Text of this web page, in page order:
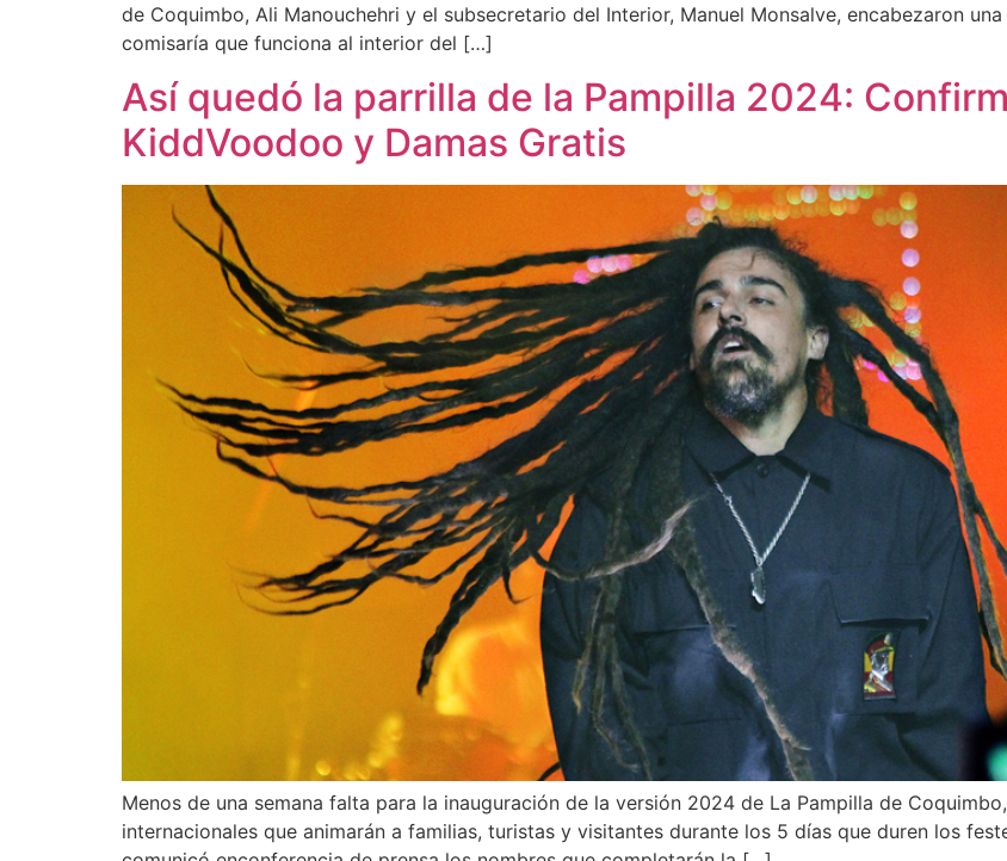
de Coquimbo, Ali Manouchehri y el subsecretario del Interior, Manuel Monsalve, encabezaron
comisaría que funciona al interior del […]
Así quedó la parrilla de la Pampilla 2024:
KiddVoodoo y Damas Gratis
Menos de una semana falta para la inauguración de la versión 2024 de La Pampilla de
internacionales que animarán a familias, turistas y visitantes durante los 5 días que duren los